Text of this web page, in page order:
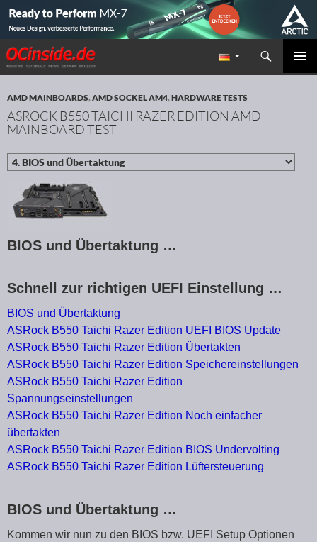
Redaktion ocinside.de PC Hardware Portal
Suchen
ZUM INHALT SPRINGEN
AMD MAINBOARDS,AMD SOCKEL AM4,HARDWARE TESTS
ASROCK B550 TAICHI RAZER EDITION AMD
MAINBOARD TEST
BIOS und Übertaktung …
Schnell zur richtigen UEFI Einstellung …
BIOS und Übertaktung
ASRock B550 Taichi Razer Edition UEFI BIOS Update
ASRock B550 Taichi Razer Edition Übertakten
ASRock B550 Taichi Razer Edition Speichereinstellungen
ASRock B550 Taichi Razer Edition
Spannungseinstellungen
ASRock B550 Taichi Razer Edition Noch einfacher
übertakten
ASRock B550 Taichi Razer Edition BIOS Undervolting
ASRock B550 Taichi Razer Edition Lüftersteuerung
BIOS und Übertaktung …
Kommen wir nun zu den BIOS bzw. UEFI Setup Optionen